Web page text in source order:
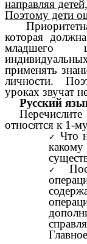
направляя
Поэтому дети
которая
младшего
применять
личности.
уроках звучат
Русский
относятся к
Что